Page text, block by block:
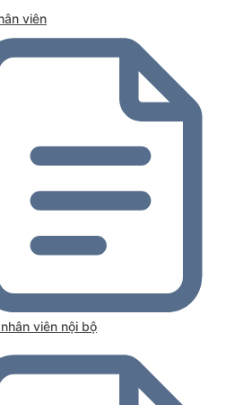
viên
viên nội bộ